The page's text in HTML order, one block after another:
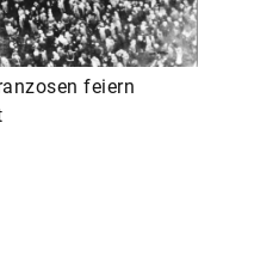
feiern